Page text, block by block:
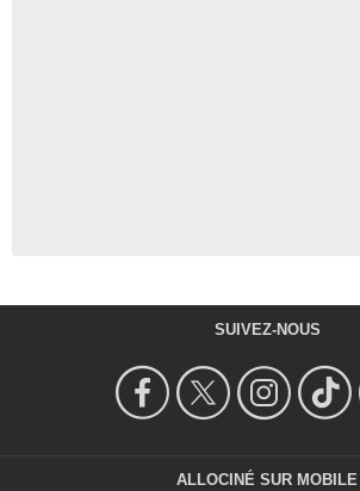
SUIVEZ-NOUS
ALLOCINÉ SUR MOBILE